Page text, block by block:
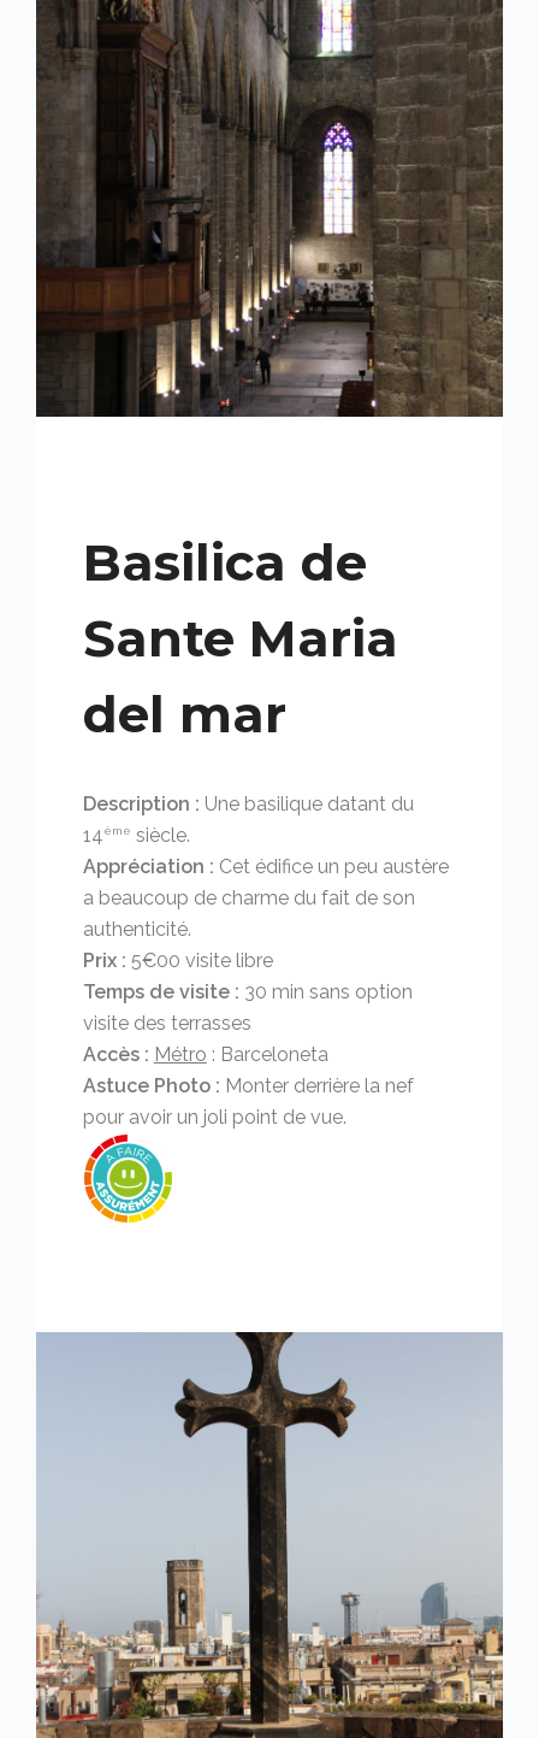
Basilica de
Sante Maria
del mar
Description : Une basilique datant du
14ème siècle.
Appréciation : Cet édifice un peu austère
a beaucoup de charme du fait de son
authenticité.
Prix : 5€00 visite libre
Temps de visite : 30 min sans option
visite des terrasses
Accès : Métro : Barceloneta
Astuce Photo : Monter derrière la nef
pour avoir un joli point de vue.